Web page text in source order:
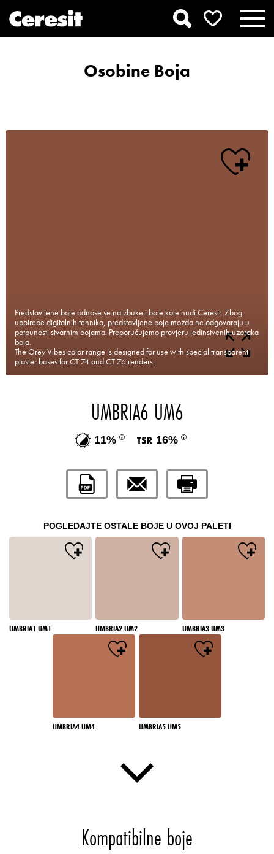
Osobine Boja
Predstavljene boje odnose se na žbuke i boje koje nudi Ceresit. Zbog
upotrebe digitalnih tehnika, predstavljene boje možda ne odgovaraju u
potpunosti stvarnim bojama. Preporučujemo provjeru jedinstvenih uzoraka
boja.
The Grey Vibes color range is designed for use with special transparent
plaster bases for CT 74 and CT 76 renders.
UMBRIA6 UM6
11% 16%
POGLEDAJTE OSTALE BOJE U OVOJ PALETI
UMBRIA1 UM1 UMBRIA2 UM2 UMBRIA3 UM3
UMBRIA4 UM4 UMBRIA5 UM5
Kompatibilne boje